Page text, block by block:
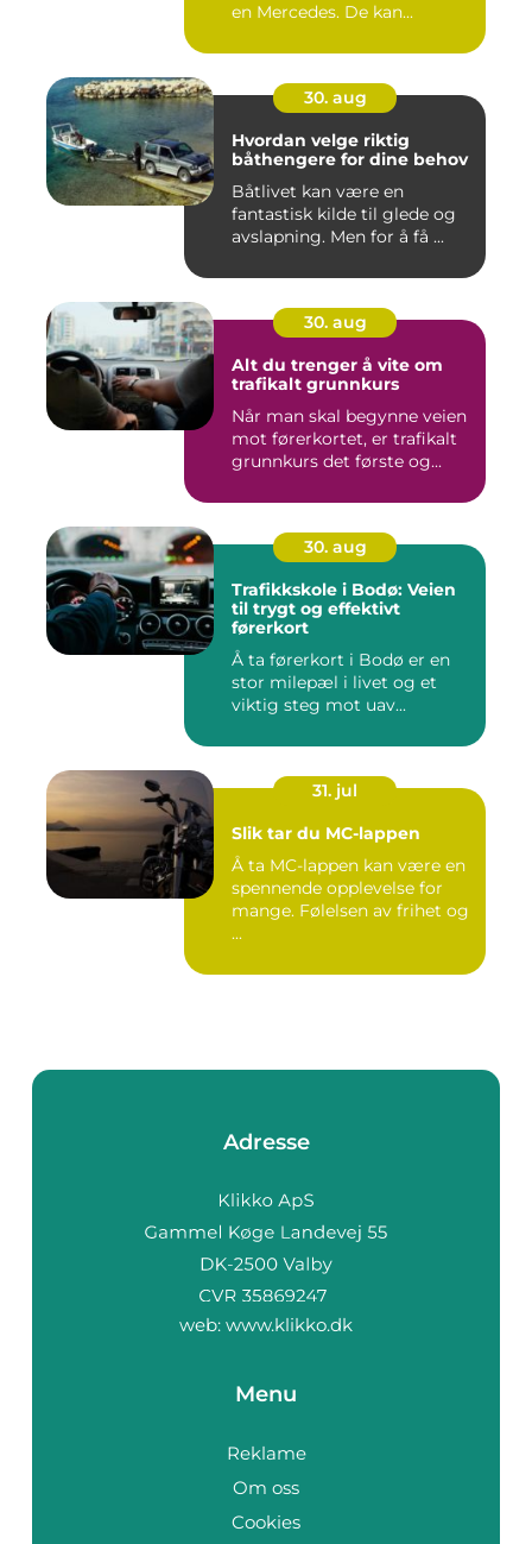
en Mercedes. De kan...
30. aug
Hvordan velge riktig
båthengere for dine behov
Båtlivet kan være en
fantastisk kilde til glede og
avslapning. Men for å få ...
30. aug
Alt du trenger å vite om
trafikalt grunnkurs
Når man skal begynne veien
mot førerkortet, er trafikalt
grunnkurs det første og...
30. aug
Trafikkskole i Bodø: Veien
til trygt og effektivt
førerkort
Å ta førerkort i Bodø er en
stor milepæl i livet og et
viktig steg mot uav...
31. jul
Slik tar du MC-lappen
Å ta MC-lappen kan være en
spennende opplevelse for
mange. Følelsen av frihet og
...
Adresse
web: www.klikko.dk
Menu
Reklame
Om oss
Cookies